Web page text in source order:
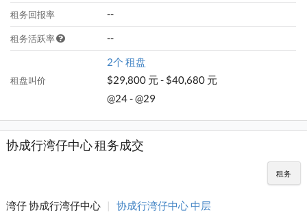
租务回报率 --
租务活跃率 --
租盘叫价
2个 租盘
$29,800 元 - $40,680 元
@24 - @29
协成行湾仔中心 租务成交
租务
湾仔 协成行湾仔中心 |
协成行湾仔中心 中层